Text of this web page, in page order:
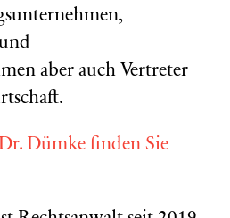
aber auch Vertreter
Dümke finden Sie